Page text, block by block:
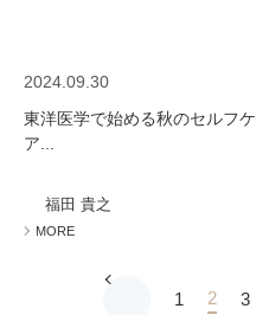
2024.09.30
東洋医学で始める秋のセルフケ
ア...
福田 貴之
MORE
1 2 3